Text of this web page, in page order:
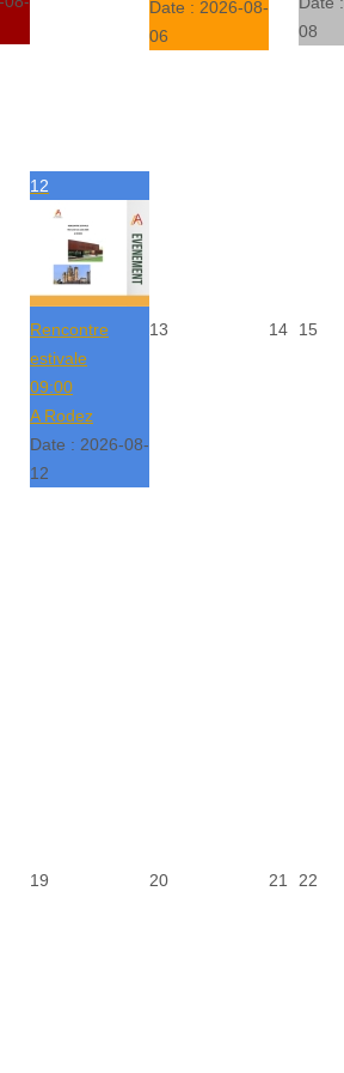
Date : 2026-08-
06
08
12
Rencontre
estivale
09:00
A Rodez
Date : 2026-08-
12
13 14 15
19 20 21 22